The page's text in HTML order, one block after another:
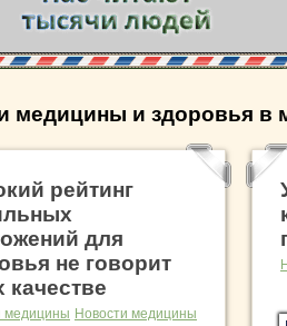
медицины и здоровья в
рейтинг
для
не говорит
качестве
медицины Новости медицины